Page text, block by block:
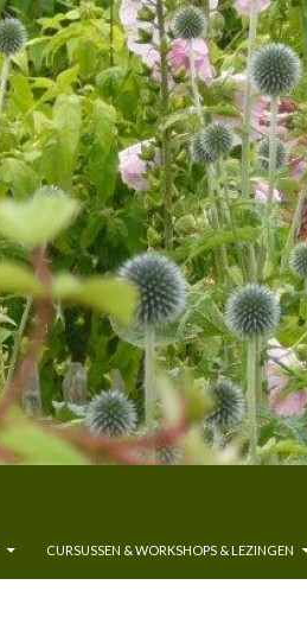
CURSUSSEN & WORKSHOPS & LEZINGEN